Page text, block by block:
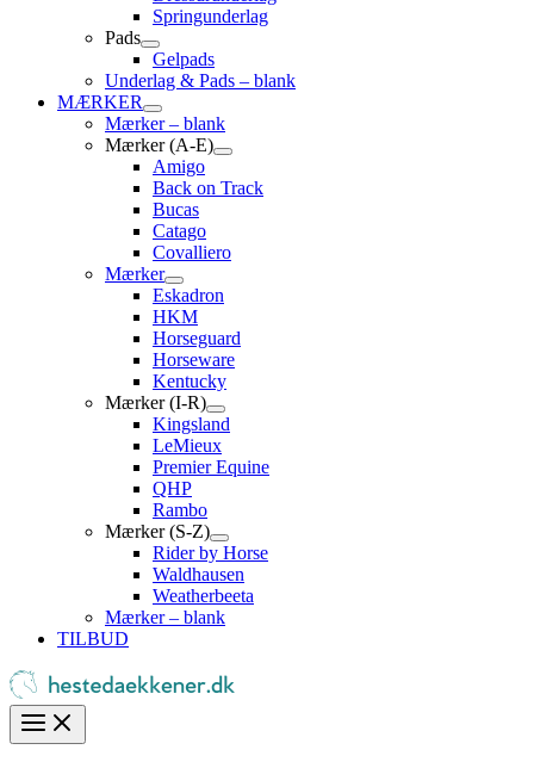
Springunderlag
Pads
Gelpads
Underlag & Pads – blank
MÆRKER
Mærker – blank
Mærker (A-E)
Amigo
Back on Track
Bucas
Catago
Covalliero
Mærker
Eskadron
HKM
Horseguard
Horseware
Kentucky
Mærker (I-R)
Kingsland
LeMieux
Premier Equine
QHP
Rambo
Mærker (S-Z)
Rider by Horse
Waldhausen
Weatherbeeta
Mærker – blank
TILBUD